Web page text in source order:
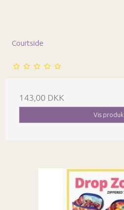
Courtside
143,00 DKK
Vis